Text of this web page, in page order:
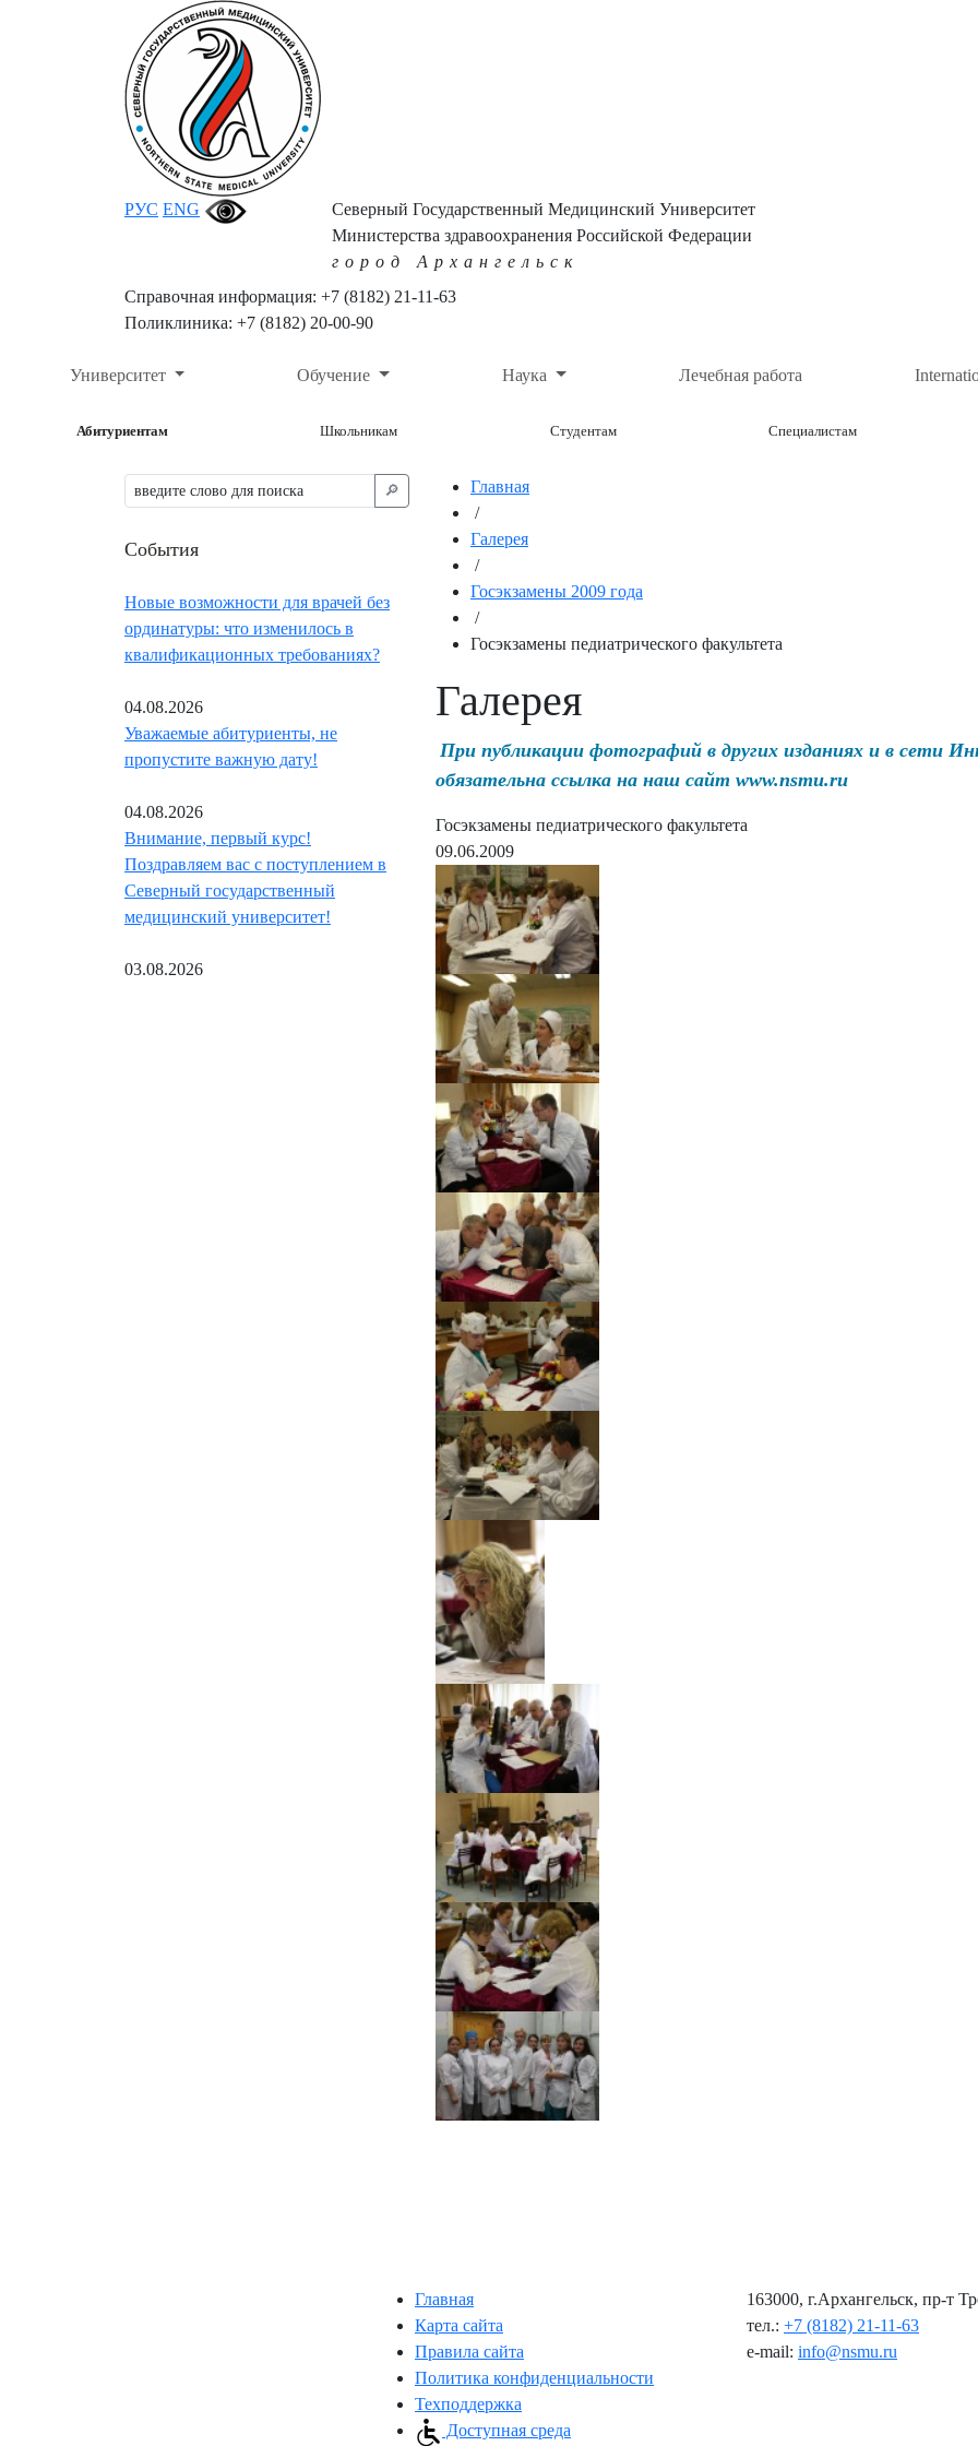
РУС ENG
Северный Государственный Медицинский Университет
Министерства здравоохранения Российской Федерации
город Архангельск
Справочная информация: +7 (8182) 21-11-63
Поликлиника: +7 (8182) 20-00-90
Университет Обучение Наука Лечебная работа
Абитуриентам Школьникам Студентам Специалистам
🔎︎
События
Новые возможности для врачей без
ординатуры: что изменилось в
квалификационных требованиях?
04.08.2026
Уважаемые абитуриенты, не
пропустите важную дату!
04.08.2026
Внимание, первый курс!
Поздравляем вас с поступлением в
Северный государственный
медицинский университет!
03.08.2026
Главная
/
Галерея
/
Госэкзамены 2009 года
/
Госэкзамены педиатрического факультета
Галерея
При публикации фотографий в других изданиях и в сети
обязательна ссылка на наш сайт www.nsmu.ru
Госэкзамены педиатрического факультета
09.06.2009
Главная
Карта сайта
Правила сайта
Политика конфиденциальности
Техподдержка
Доступная среда
163000, г.Архангельск, пр-т
тел.: +7 (8182) 21-11-63
e-mail: info@nsmu.ru